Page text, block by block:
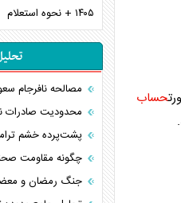
حساب
۱۴۰۵ + نحوه استعلام
مصالحه نافرجام
محدودیت صادرات
پشت‌پرده خشم
چگونه مقاومت
جنگ رمضان و